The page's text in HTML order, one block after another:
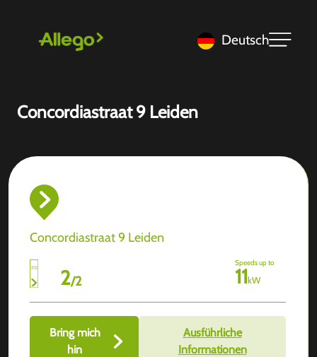
Deutsch
Concordiastraat 9 Leiden
Concordiastraat 9 Leiden
2/2
Speeds up to
11kW
Bring mich
hin
Ausführliche
Informationen